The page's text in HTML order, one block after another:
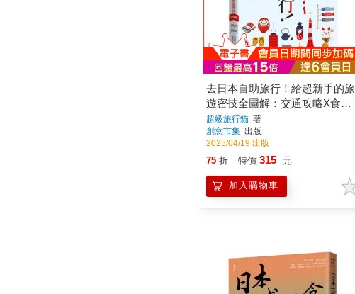
去日本自助旅行！給超新手的旅
遊密技全圖解：交通攻略X食宿
玩買X旅程規劃，有問必答萬用
QA 2025～2026
超級旅行貓 著
創意市集 出版
2025/04/19 出版
75 折 特價 315 元
加入購物車